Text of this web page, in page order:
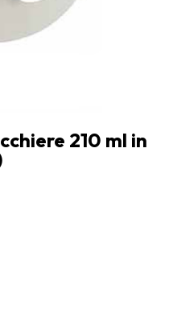
210 ml in